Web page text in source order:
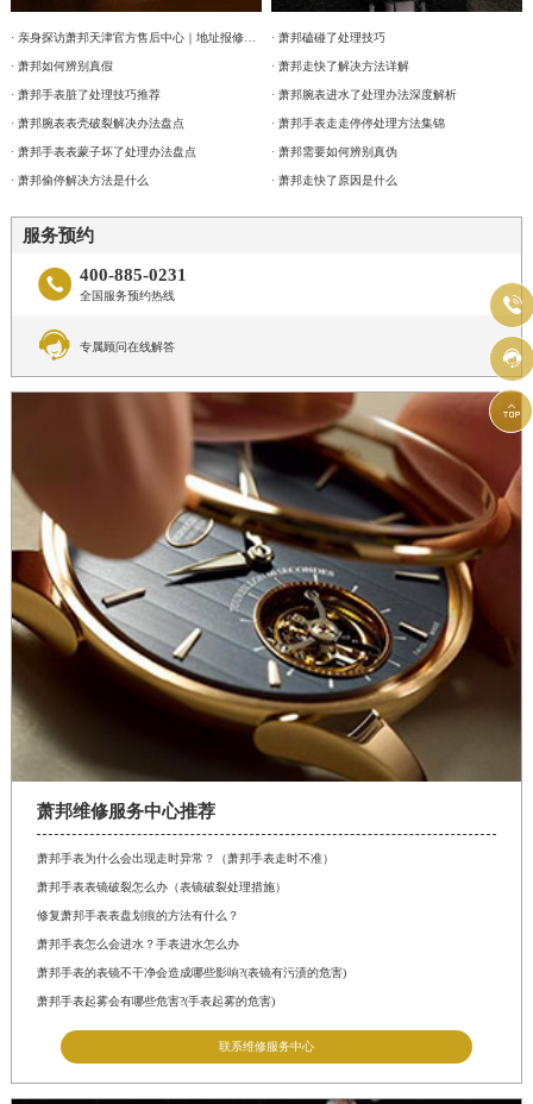
· 亲身探访萧邦天津官方售后中心｜地址报修全流程真实经历（2026年6月最新）
· 萧邦如何辨别真假
· 萧邦手表脏了处理技巧推荐
· 萧邦腕表表壳破裂解决办法盘点
· 萧邦手表表蒙子坏了处理办法盘点
· 萧邦偷停解决方法是什么
· 萧邦磕碰了处理技巧
· 萧邦走快了解决方法详解
· 萧邦腕表进水了处理办法深度解析
· 萧邦手表走走停停处理方法集锦
· 萧邦需要如何辨别真伪
· 萧邦走快了原因是什么
服务预约
 400-885-0231
全国服务预约热线
 专属顾问在线解答
萧邦维修服务中心推荐
萧邦手表为什么会出现走时异常？（萧邦手表走时不准）
萧邦手表表镜破裂怎么办（表镜破裂处理措施）
修复萧邦手表表盘划痕的方法有什么？
萧邦手表怎么会进水？手表进水怎么办
萧邦手表的表镜不干净会造成哪些影响?(表镜有污渍的危害)
萧邦手表起雾会有哪些危害?(手表起雾的危害)
联系维修服务中心


